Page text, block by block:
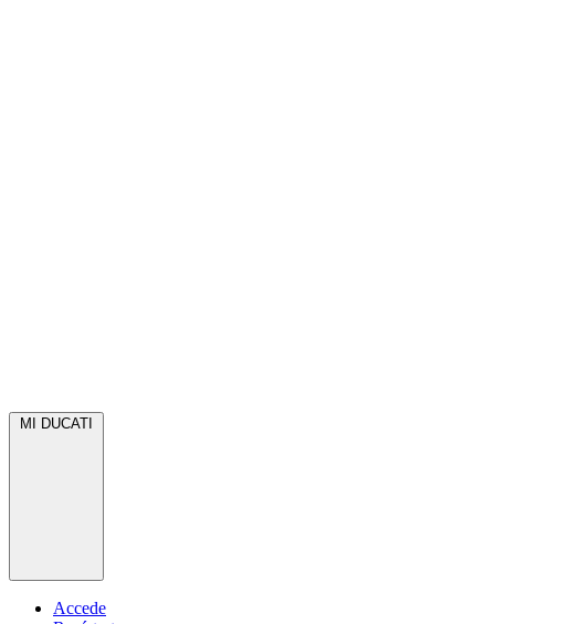
MI DUCATI
Accede